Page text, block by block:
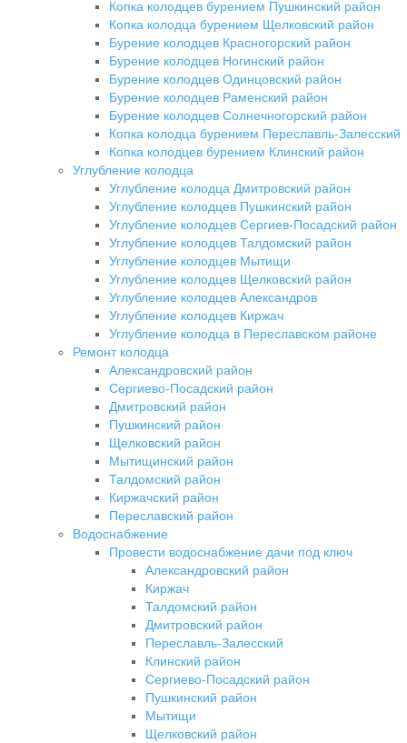
Копка колодцев бурением Пушкинский район
Копка колодца бурением Щелковский район
Бурение колодцев Красногорский район
Бурение колодцев Ногинский район
Бурение колодцев Одинцовский район
Бурение колодцев Раменский район
Бурение колодцев Солнечногорский район
Копка колодца бурением Переславль-Залесский
Копка колодцев бурением Клинский район
Углубление колодца
Углубление колодца Дмитровский район
Углубление колодцев Пушкинский район
Углубление колодцев Сергиев-Посадский район
Углубление колодцев Талдомский район
Углубление колодцев Мытищи
Углубление колодцев Щелковский район
Углубление колодцев Александров
Углубление колодцев Киржач
Углубление колодца в Переславском районе
Ремонт колодца
Александровский район
Сергиево-Посадский район
Дмитровский район
Пушкинский район
Щелковский район
Мытищинский район
Талдомский район
Киржачский район
Переславский район
Водоснабжение
Провести водоснабжение дачи под ключ
Александровский район
Киржач
Талдомский район
Дмитровский район
Переславль-Залесский
Клинский район
Сергиево-Посадский район
Пушкинский район
Мытищи
Щелковский район